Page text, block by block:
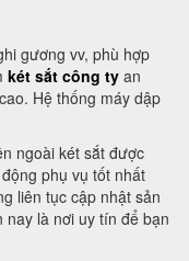
gương vv, phù hợp
két sắt công ty an
Hệ thống máy dập
ngoài két sắt được
phụ vụ tốt nhất
liên tục cập nhật sản
nay là nơi uy tín để bạn